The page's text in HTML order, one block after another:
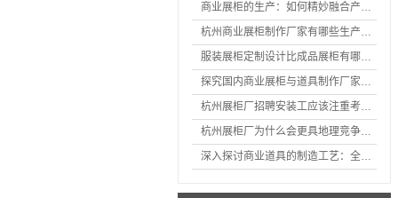
商业展柜的生产：如何精妙融合产品特性的艺术探索
杭州商业展柜制作厂家有哪些生产的优势？
服装展柜定制设计比成品展柜有哪些优势
探究国内商业展柜与道具制作厂家的技术实力如何
杭州展柜厂招聘安装工应该注重考核哪些方面技能
杭州展柜厂为什么会更具地理竞争优势？
深入探讨商业道具的制造工艺：全面分析从设计到维护的各个环节。